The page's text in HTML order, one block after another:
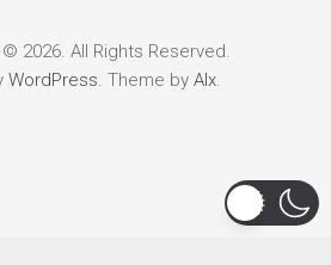
2026. All Rights Reserved.
WordPress. Theme by Alx.